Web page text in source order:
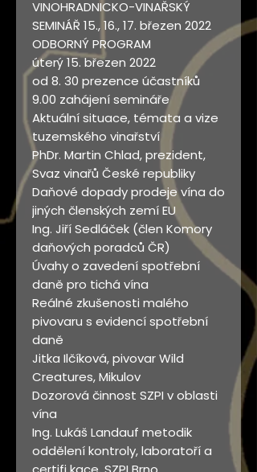
VINOHRADNICKO-VINAŘSKÝ
SEMINÁŘ 15., 16., 17. březen 2022
ODBORNÝ PROGRAM
úterý 15. březen 2022
od 8. 30 prezence účastníků
9.00 zahájení semináře
Aktuální situace, témata a vize
tuzemského vinařství
PhDr. Martin Chlad, prezident,
Svaz vinařů České republiky
Daňové dopady prodeje vína do
jiných členských zemí EU
Ing. Jiří Sedláček (člen Komory
daňových poradců ČR)
Úvahy o zavedení spotřební
daně pro tichá vína
Reálné zkušenosti malého
pivovaru s evidencí spotřební
daně
Jitka Ilčíková, pivovar Wild
Creatures, Mikulov
Dozorová činnost SZPI v oblasti
vína
Ing. Lukáš Landauf metodik
oddělení kontroly, laboratoří a